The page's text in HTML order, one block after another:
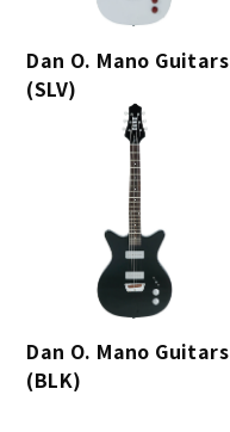
Dan O. Mano Guitars
(SLV)
Dan O. Mano Guitars
(BLK)